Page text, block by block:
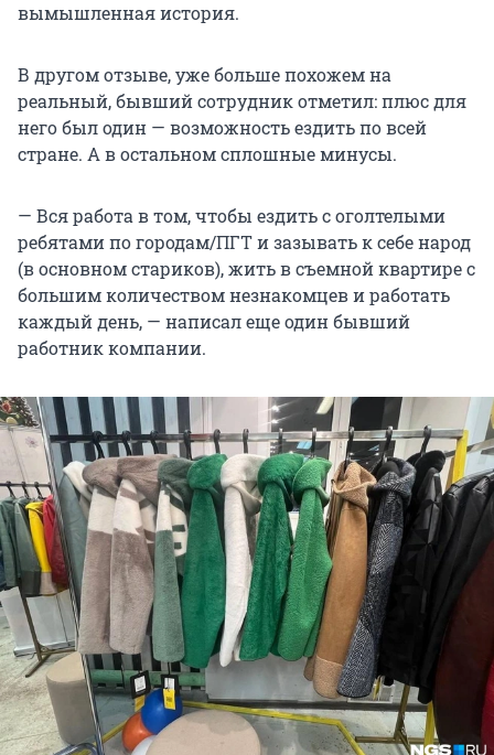
вымышленная история.
В другом отзыве, уже больше похожем на
реальный, бывший сотрудник отметил: плюс для
него был один — возможность ездить по всей
стране. А в остальном сплошные минусы.
— Вся работа в том, чтобы ездить с оголтелыми
ребятами по городам/ПГТ и зазывать к себе народ
(в основном стариков), жить в съемной квартире с
большим количеством незнакомцев и работать
каждый день, — написал еще один бывший
работник компании.